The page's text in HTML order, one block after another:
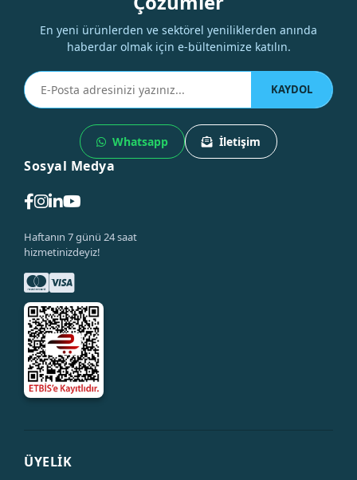
En yeni ürünlerden ve sektörel yeniliklerden anında
haberdar olmak için e-bültenimize katılın.
KAYDOL
Whatsapp İletişim
Sosyal Medya
Haftanın 7 günü 24 saat
hizmetinizdeyiz!
ÜYELİK